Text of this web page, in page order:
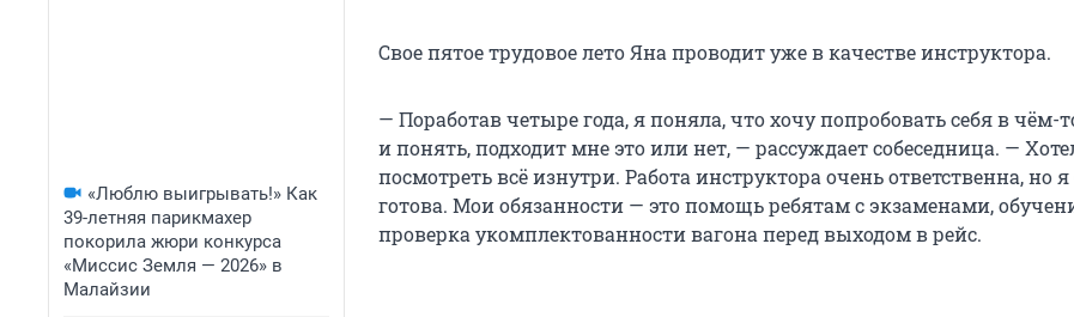
«Люблю выигрывать!» Как
39-летняя парикмахер
покорила жюри конкурса
«Миссис Земля — 2026» в
Малайзии
Свое пятое трудовое лето Яна проводит уже в качестве инструктора.
— Поработав четыре года, я поняла, что хочу попробовать себя в чём-
и понять, подходит мне это или нет, — рассуждает собеседница. —
посмотреть всё изнутри. Работа инструктора очень ответственна, но
готова. Мои обязанности — это помощь ребятам с экзаменами,
проверка укомплектованности вагона перед выходом в рейс.